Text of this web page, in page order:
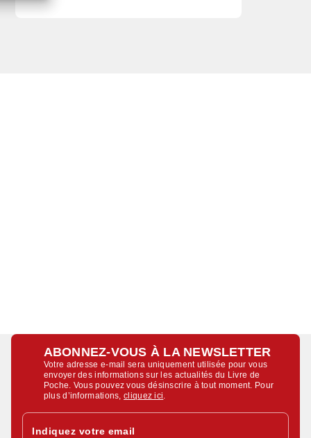
ABONNEZ-VOUS À LA NEWSLETTER
Votre adresse e-mail sera uniquement utilisée pour vous
envoyer des informations sur les actualités du Livre de
Poche. Vous pouvez vous désinscrire à tout moment. Pour
plus d’informations,cliquez ici.
Indiquez votre email